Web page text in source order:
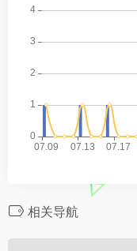
相关导航